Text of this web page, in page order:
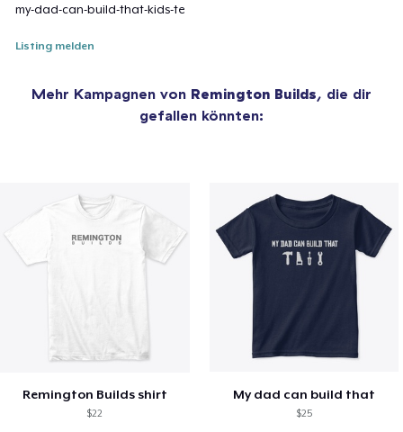
my-dad-can-build-that-kids-te
Listing melden
Mehr Kampagnen von Remington Builds, die dir
gefallen könnten:
Remington Builds shirt
$22
My dad can build that
$25